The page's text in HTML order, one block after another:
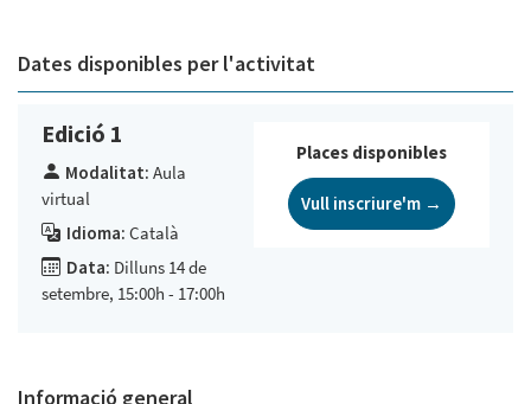
Dates disponibles per l'activitat
Edició 1
Modalitat: Aula
virtual
Idioma: Català
Data: Dilluns 14 de
setembre, 15:00h - 17:00h
Places disponibles
Vull inscriure'm →
Informació general